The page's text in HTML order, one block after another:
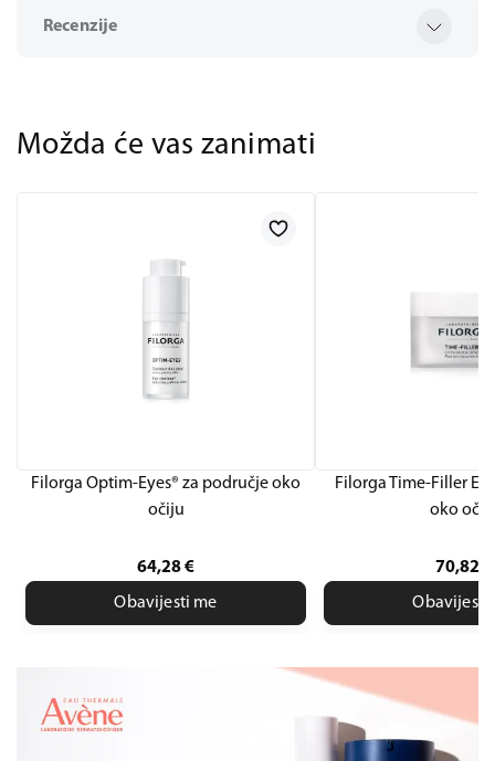
Recenzije
Možda će vas zanimati
Filorga Optim-Eyes® za područje oko
očiju
64,28€
Obavijesti me
Filorga Time-Filler
oko
70,82
Obavijesti